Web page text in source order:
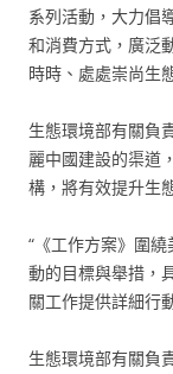
系列活動，大力倡
和消費方式，廣泛
時時、處處崇尚生
生態環境部有關負
麗中國建設的渠道
構，將有效提升生
“《工作方案》圍
動的目標與舉措，
關工作提供詳細行
生態環境部有關負